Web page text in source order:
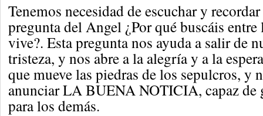
Tenemos necesidad de escuchar y
pregunta del Angel ¿Por qué buscáis
vive?. Esta pregunta nos ayuda a salir de
tristeza, y nos abre a la alegría y a la
que mueve las piedras de los sepulcros, y
anunciar LA BUENA NOTICIA, capaz de
para los demás.